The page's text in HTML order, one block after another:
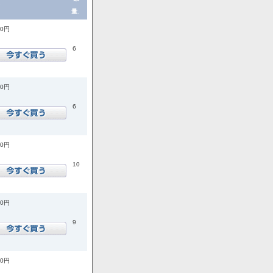
量.
円
6
円
6
円
10
円
9
円